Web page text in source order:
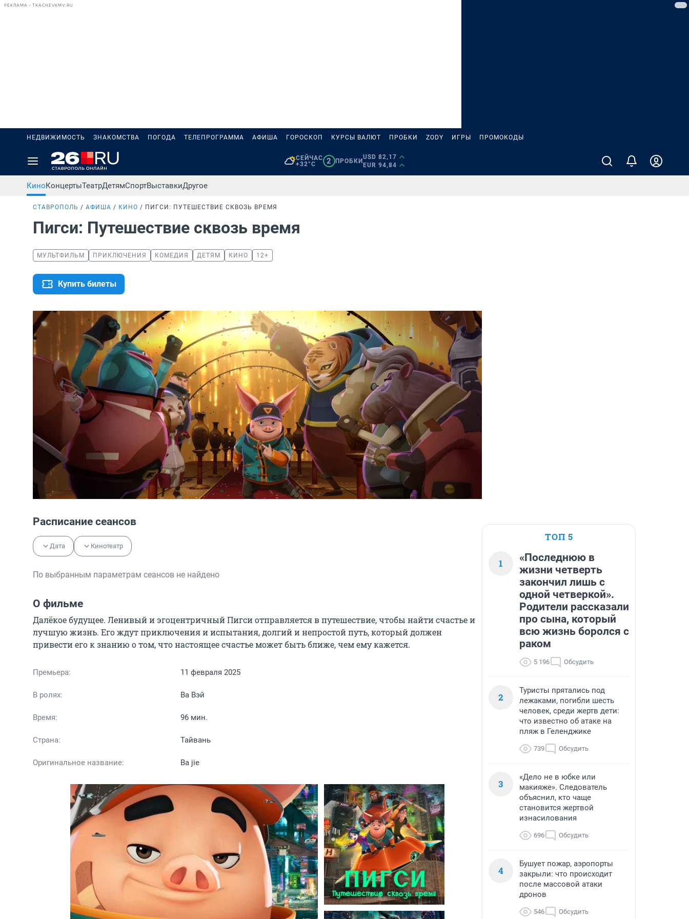
РЕКЛАМА • TKACHEVKMV.RU
НЕДВИЖИМОСТЬ ЗНАКОМСТВА ПОГОДА ТЕЛЕПРОГРАММА АФИША ГОРОСКОП КУРСЫ ВАЛЮТ ПРОБКИ ZODY ИГРЫ ПРОМОКОДЫ
СЕЙЧАС
+32°C
2 ПРОБКИ
USD 82,17
EUR 94,84
КиноКонцертыТеатрДетямСпортВыставкиДругое
СТАВРОПОЛЬ АФИША КИНО ПИГСИ: ПУТЕШЕСТВИЕ СКВОЗЬ ВРЕМЯ
Пигси: Путешествие сквозь время
МУЛЬТФИЛЬМ ПРИКЛЮЧЕНИЯ КОМЕДИЯ ДЕТЯМ КИНО 12+
Купить билеты
Расписание сеансов
Дата Кинотеатр
По выбранным параметрам сеансов не найдено
О фильме
Далёкое будущее. Ленивый и эгоцентричный Пигси отправляется в путешествие, чтобы найти счастье и
лучшую жизнь. Его ждут приключения и испытания, долгий и непростой путь, который должен
привести его к знанию о том, что настоящее счастье может быть ближе, чем ему кажется.
Премьера: 11 февраля 2025
В ролях: Ва Вэй
Время: 96 мин.
Страна: Тайвань
Оригинальное название: Ba jie
ТОП 5
1
«Последнюю в
жизни четверть
закончил лишь с
одной четверкой».
Родители рассказали
про сына, который
всю жизнь боролся с
раком
5 196 Обсудить
2
Туристы прятались под
лежаками, погибли шесть
человек, среди жертв дети:
что известно об атаке на
пляж в Геленджике
739 Обсудить
3
«Дело не в юбке или
макияже». Следователь
объяснил, кто чаще
становится жертвой
изнасилования
696 Обсудить
4
Бушует пожар, аэропорты
закрыли: что происходит
после массовой атаки
дронов
546 Обсудить